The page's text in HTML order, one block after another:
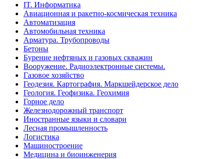
IT. Информатика
Авиационная и ракетно-космическая техника
Автоматизация
Автомобильная техника
Арматура. Трубопроводы
Бетоны
Бурение нефтяных и газовых скважин
Вооружение. Радиоэлектронные системы.
Газовое хозяйство
Геодезия. Картография. Маркшейдерское дело
Геология. Геофизика. Геохимия
Горное дело
Железнодорожный транспорт
Иностранные языки и словари
Лесная промышленность
Логистика
Машиностроение
Медицина и биоинженерия